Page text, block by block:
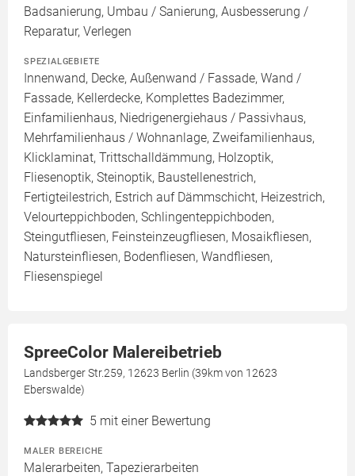
Badsanierung, Umbau / Sanierung, Ausbesserung /
Reparatur, Verlegen
SPEZIALGEBIETE
Innenwand, Decke, Außenwand / Fassade, Wand /
Fassade, Kellerdecke, Komplettes Badezimmer,
Einfamilienhaus, Niedrigenergiehaus / Passivhaus,
Mehrfamilienhaus / Wohnanlage, Zweifamilienhaus,
Klicklaminat, Trittschalldämmung, Holzoptik,
Fliesenoptik, Steinoptik, Baustellenestrich,
Fertigteilestrich, Estrich auf Dämmschicht, Heizestrich,
Velourteppichboden, Schlingenteppichboden,
Steingutfliesen, Feinsteinzeugfliesen, Mosaikfliesen,
Natursteinfliesen, Bodenfliesen, Wandfliesen,
Fliesenspiegel
SpreeColor Malereibetrieb
Landsberger Str.259, 12623 Berlin (39km von 12623
Eberswalde)
5 mit einer Bewertung
MALER BEREICHE
Malerarbeiten, Tapezierarbeiten